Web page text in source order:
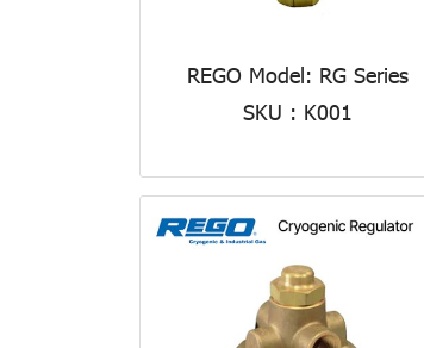
REGO Model: RG Series
SKU : K001